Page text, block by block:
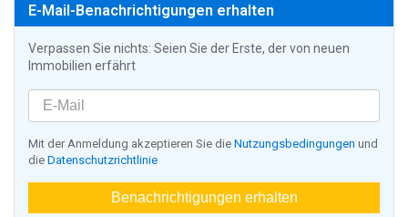
E-Mail-Benachrichtigungen erhalten
Verpassen Sie nichts: Seien Sie der Erste, der von neuen
Immobilien erfährt
Mit der Anmeldung akzeptieren Sie die Nutzungsbedingungen und
die Datenschutzrichtlinie
Benachrichtigungen erhalten